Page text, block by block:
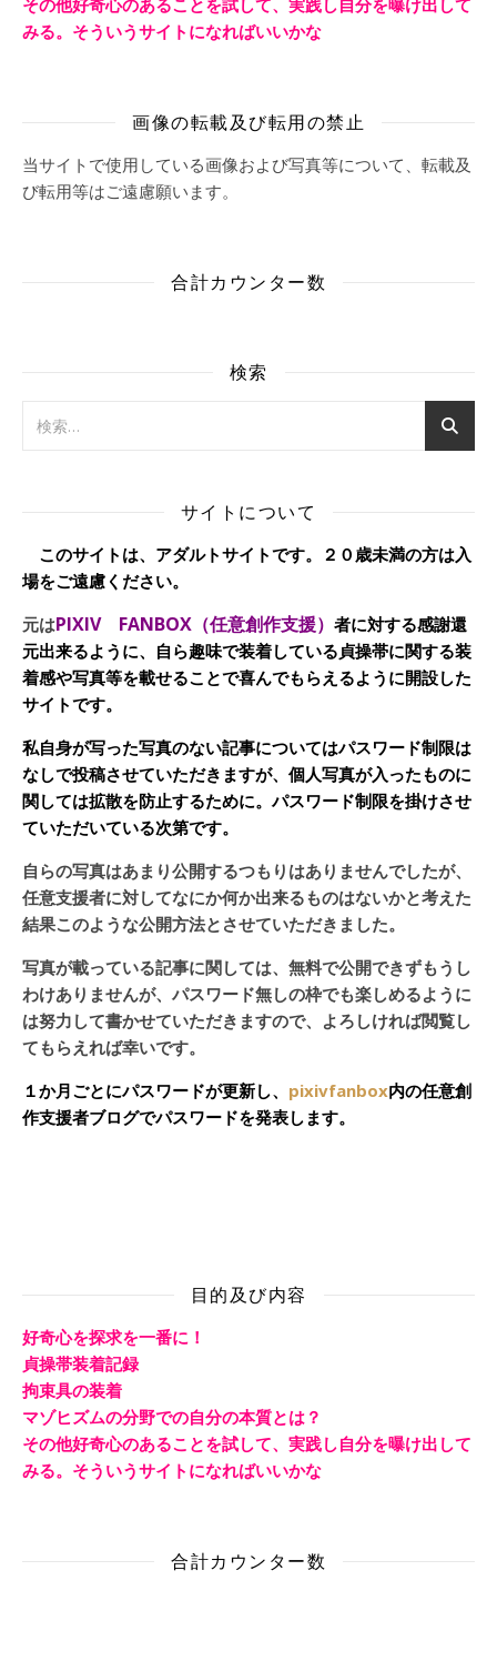
その他好奇心のあることを試して、実践し自分を曝け出して
みる。そういうサイトになればいいかな
画像の転載及び転用の禁止
当サイトで使用している画像および写真等について、転載及
び転用等はご遠慮願います。
合計カウンター数
検索
サイトについて
このサイトは、アダルトサイトです。２０歳未満の方は入
場をご遠慮ください。
元はPIXIV FANBOX（任意創作支援） 者に対する感謝還
元出来るように、自ら趣味で装着している貞操帯に関する装
着感や写真等を載せることで喜んでもらえるように開設した
サイトです。
私自身が写った写真のない記事についてはパスワード制限は
なしで投稿させていただきますが、個人写真が入ったものに
関しては拡散を防止するために。パスワード制限を掛けさせ
ていただいている次第です。
自らの写真はあまり公開するつもりはありませんでしたが、
任意支援者に対してなにか何か出来るものはないかと考えた
結果このような公開方法とさせていただきました。
写真が載っている記事に関しては、無料で公開できずもうし
わけありませんが、パスワード無しの枠でも楽しめるように
は努力して書かせていただきますので、よろしければ閲覧し
てもらえれば幸いです。
１か月ごとにパスワードが更新し、 pixivfanbox内の任意創
作支援者ブログでパスワードを発表します。
目的及び内容
好奇心を探求を一番に！
貞操帯装着記録
拘束具の装着
マゾヒズムの分野での自分の本質とは？
その他好奇心のあることを試して、実践し自分を曝け出して
みる。そういうサイトになればいいかな
合計カウンター数